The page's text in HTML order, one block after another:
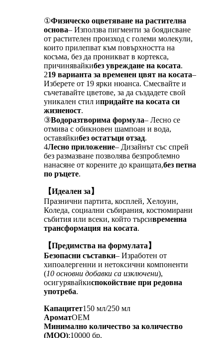
①Физическо оцветяване на растителна
основа– Използва пигменти за боядисване
от растителен произход с големи молекули,
които прилепват към повърхността на
косъма, без да проникват в кортекса,
причинявайкибез увреждане на косата.
219 варианта за временен цвят на косата–
Изберете от 19 ярки нюанса. Смесвайте и
съчетавайте цветове, за да създадете свой
уникален стил ипридайте на косата си
жизненост.
③Водоразтворима формула– Лесно се
отмива с обикновен шампоан и вода,
оставяйкибез остатъци отзад.
4Лесно приложение– Дизайнът със спрей
без размазване позволява безпроблемно
нанасяне от корените до краищата,без петна
по ръцете.
【Идеален за】
Празнични партита, косплей, Хелоуин,
Коледа, социални събирания, костюмирани
събития или всеки, който търсивременна
трансформация на косата.
【Предимства на формулата】
Безопасни съставки– Изработен от
хипоалергенни и нетоксични компоненти
(10 основни добавки са изключени),
осигурявайкиспокойствие при редовна
употреба.
Капацитет150 мл/250 мл
АроматOEM
Минимално количество за количество
(MOQ):10000 бр.